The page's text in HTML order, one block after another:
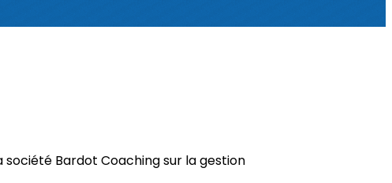
Bardot Coaching sur la gestion